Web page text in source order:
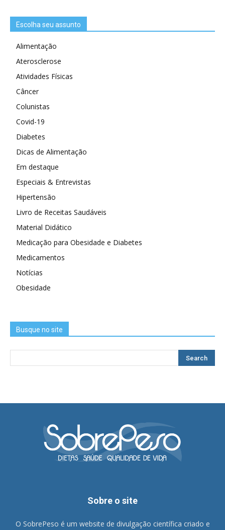
Escolha seu assunto
Alimentação
Aterosclerose
Atividades Físicas
Câncer
Colunistas
Covid-19
Diabetes
Dicas de Alimentação
Em destaque
Especiais & Entrevistas
Hipertensão
Livro de Receitas Saudáveis
Material Didático
Medicação para Obesidade e Diabetes
Medicamentos
Notícias
Obesidade
Busque no site
Sobre o site
O SobrePeso é um website de divulgação científica criado e